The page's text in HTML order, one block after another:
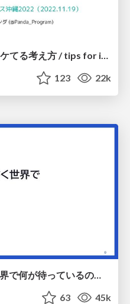
123 22k
コードの90%をAIが書く世界で何が待っているのか / What awaits us in a world where 90% of the code is written by AI
63 45k